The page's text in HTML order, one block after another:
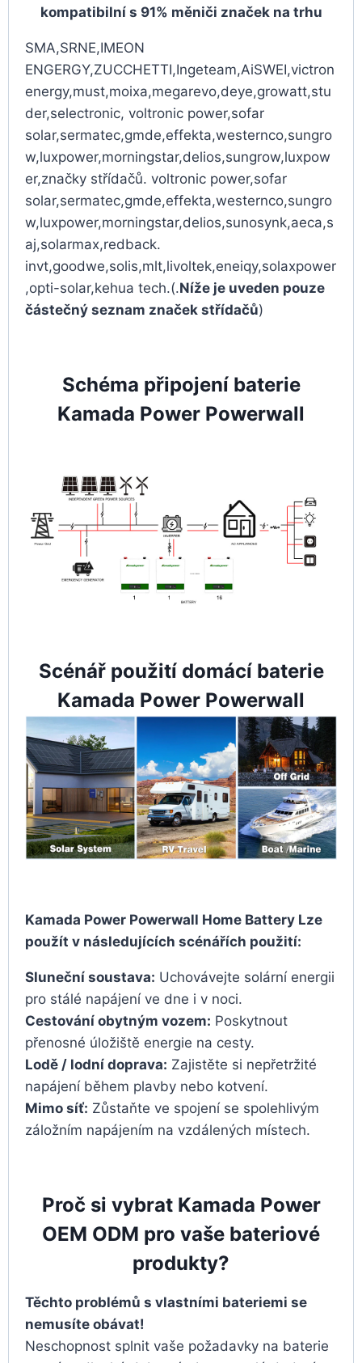
kompatibilní s 91% měniči značek na trhu
SMA,SRNE,IMEON
ENGERGY,ZUCCHETTI,Ingeteam,AiSWEI,victron
energy,must,moixa,megarevo,deye,growatt,stu
der,selectronic, voltronic power,sofar
solar,sermatec,gmde,effekta,westernco,sungro
w,luxpower,morningstar,delios,sungrow,luxpow
er,značky střídačů. voltronic power,sofar
solar,sermatec,gmde,effekta,westernco,sungro
w,luxpower,morningstar,delios,sunosynk,aeca,s
aj,solarmax,redback.
invt,goodwe,solis,mlt,livoltek,eneiqy,solaxpower
,opti-solar,kehua tech.(.Níže je uveden pouze
částečný seznam značek střídačů)
Schéma připojení baterie
Kamada Power Powerwall
Scénář použití domácí baterie
Kamada Power Powerwall
Kamada Power Powerwall Home Battery Lze
použít v následujících scénářích použití:
Sluneční soustava: Uchovávejte solární energii
pro stálé napájení ve dne i v noci.
Cestování obytným vozem: Poskytnout
přenosné úložiště energie na cesty.
Lodě / lodní doprava: Zajistěte si nepřetržité
napájení během plavby nebo kotvení.
Mimo síť: Zůstaňte ve spojení se spolehlivým
záložním napájením na vzdálených místech.
Proč si vybrat Kamada Power
OEM ODM pro vaše bateriové
produkty?
Těchto problémů s vlastními bateriemi se
nemusíte obávat!
Neschopnost splnit vaše požadavky na baterie